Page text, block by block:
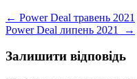
Навігація
записів
← Power Deal травень 2021
Power Deal липень 2021
→
Залишити відповідь